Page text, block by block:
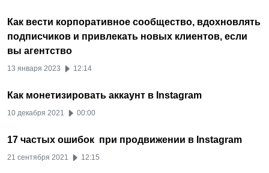
Как вести корпоративное сообщество, вдохновлять
подписчиков и привлекать новых клиентов, если
вы агентство
13 января 2023 12:14
Как монетизировать аккаунт в Instagram
10 декабря 2021 00:00
17 частых ошибок при продвижении в Instagram
21 сентября 2021 12:15